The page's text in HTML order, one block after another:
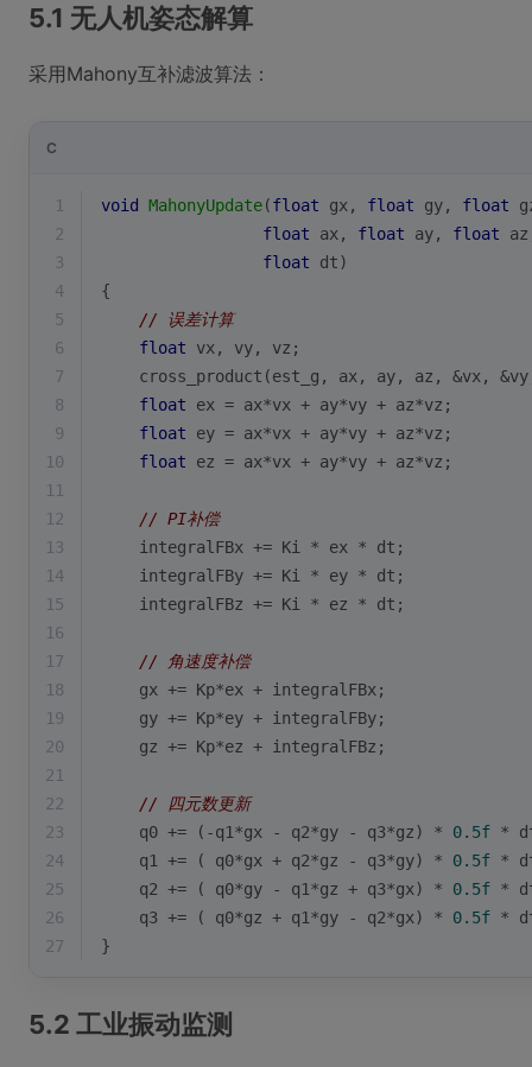
5.1 无人机姿态解算
采用Mahony互补滤波算法：
C
1 void MahonyUpdate(float gx, float gy, float
2
float ax, float ay, float
3
float dt)
4
{
5
// 误差计算
6
float vx, vy, vz;
7
cross_product(est_g, ax, ay, az, &vx,
8
float ex = ax*vx + ay*vy + az*vz;
9
float ey = ax*vx + ay*vy + az*vz;
10
float ez = ax*vx + ay*vy + az*vz;
11
12
// PI补偿
13
    integralFBx += Ki * ex * dt;
14
    integralFBy += Ki * ey * dt;
15
    integralFBz += Ki * ez * dt;
16
17
// 角速度补偿
18
    gx += Kp*ex + integralFBx;
19
    gy += Kp*ey + integralFBy;
20
    gz += Kp*ez + integralFBz;
21
22
// 四元数更新
23
    q0 += (-q1*gx - q2*gy - q3*gz) *
0.5f *
24
    q1 += ( q0*gx + q2*gz - q3*gy) *
0.5f *
25
    q2 += ( q0*gy - q1*gz + q3*gx) *
0.5f *
26
    q3 += ( q0*gz + q1*gy - q2*gx) *
0.5f *
27
}
5.2 工业振动监测